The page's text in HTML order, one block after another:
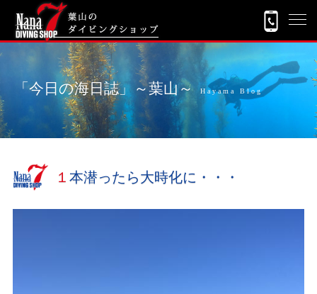
「今日の海日誌」～葉山～ Hayama Blog
１本潜ったら大時化に・・・